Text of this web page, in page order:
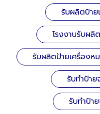
รับผลิตป้า
โรงงานรับผลิ
รับผลิตป้ายเครื่อง
รับทำป้าย
รับทำป้า